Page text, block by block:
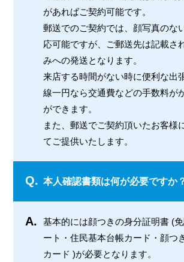
があればご契約可能です。
郵送でのご契約では、顔写真のな
応可能ですが、ご郵送先は記載さ
みへの発送となります。
来店する時間がない時に便利な出
線一円なら交通費などの手数料が
ができます。
また、郵送でご契約頂いたお客様
てご提供いたします。
Q. 本人確認書類は何が必要ですか
A.
基本的には顔つきの身分証明書 (
ート・住民基本台帳カード・顔つ
カード )が必要となります。